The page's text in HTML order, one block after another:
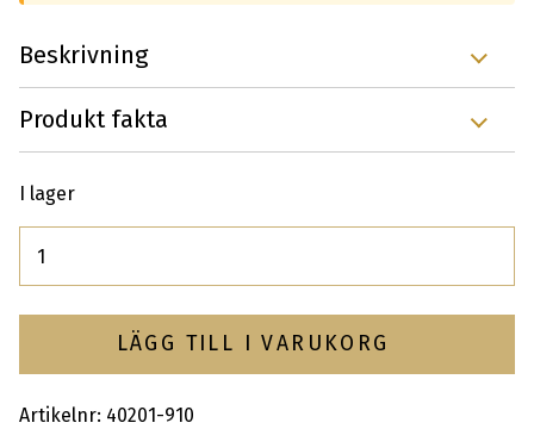
Beskrivning
Produkt fakta
I lager
LÄGG TILL I VARUKORG
Artikelnr: 40201-910